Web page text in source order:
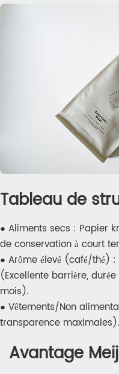
Tableau de
● Aliments secs : Papier
de conservation à court
● Arôme élevé (café/thé)
(Excellente barrière,
mois).
● Vêtements/Non
transparence maximales).
Avantage